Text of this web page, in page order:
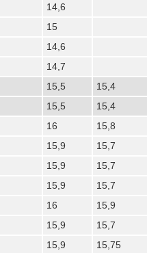
14,6
15
14,6
14,7
15,5
15,4
15,5 15,4
16
15,8
15,9
15,7
15,9
15,7
15,9
15,7
16
15,9
15,9
15,7
15,9
15,75